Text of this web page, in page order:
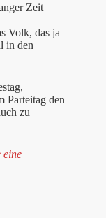
Zeit
Volk, das ja
in den
Parteitag den
zu
eine